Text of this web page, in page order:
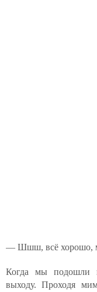
— Шшш, всё хорошо,
Когда мы подошли
выходу. Проходя